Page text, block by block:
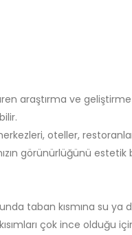
araştırma ve
oteller,
görünürlüğünü
taban kısmına su
çok ince olduğu